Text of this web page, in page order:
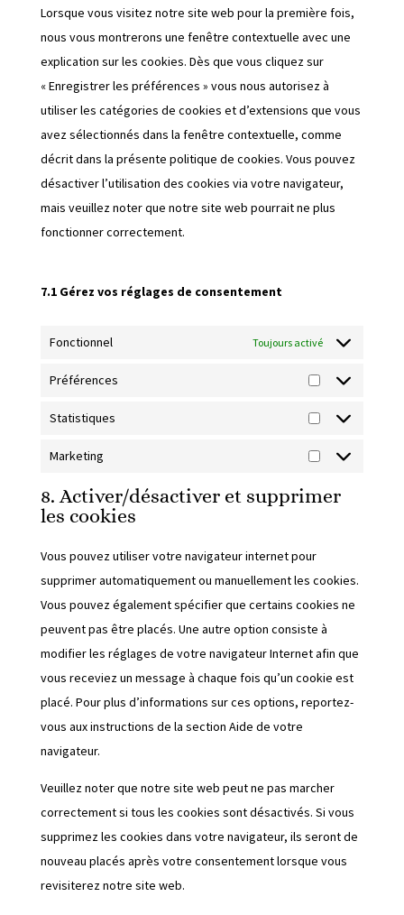
facebook
Lorsque vous visitez notre site web pour la première fois,
nous vous montrerons une fenêtre contextuelle avec une
explication sur les cookies. Dès que vous cliquez sur
« Enregistrer les préférences » vous nous autorisez à
utiliser les catégories de cookies et d’extensions que vous
avez sélectionnés dans la fenêtre contextuelle, comme
décrit dans la présente politique de cookies. Vous pouvez
désactiver l’utilisation des cookies via votre navigateur,
mais veuillez noter que notre site web pourrait ne plus
fonctionner correctement.
7.1 Gérez vos réglages de consentement
Fonctionnel Toujours activé
Préférences
Préférences
Statistiques
Statistiques
Marketing
Marketing
8. Activer/désactiver et supprimer
les cookies
Vous pouvez utiliser votre navigateur internet pour
supprimer automatiquement ou manuellement les cookies.
Vous pouvez également spécifier que certains cookies ne
peuvent pas être placés. Une autre option consiste à
modifier les réglages de votre navigateur Internet afin que
vous receviez un message à chaque fois qu’un cookie est
placé. Pour plus d’informations sur ces options, reportez-
vous aux instructions de la section Aide de votre
navigateur.
Veuillez noter que notre site web peut ne pas marcher
correctement si tous les cookies sont désactivés. Si vous
supprimez les cookies dans votre navigateur, ils seront de
nouveau placés après votre consentement lorsque vous
revisiterez notre site web.